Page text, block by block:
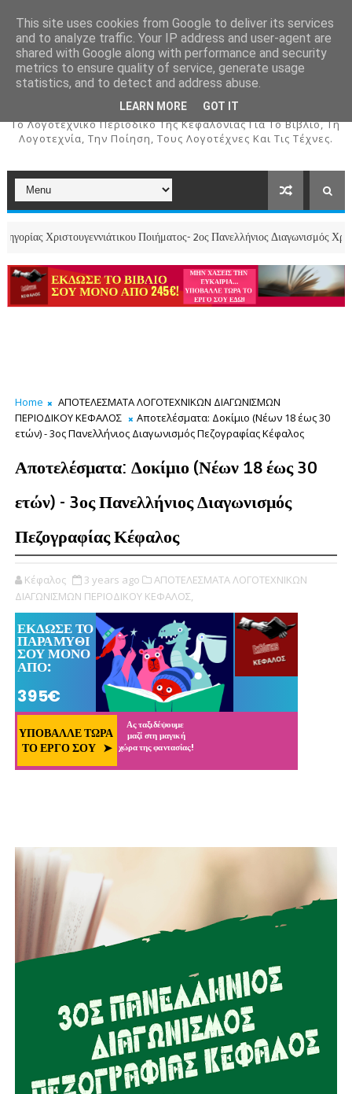
ΚΕΦΑΛΟΣ
To Λογοτεχνικό Περιοδικό Της Κεφαλονιάς Για Το Βιβλίο, Τη
Λογοτεχνία, Την Ποίηση, Τους Λογοτέχνες Και Τις Τέχνες.
Ποιήματος- 2ος Πανελλήνιος Διαγωνισμός
Home
ΑΠΟΤΕΛΕΣΜΑΤΑ ΛΟΓΟΤΕΧΝΙΚΩΝ ΔΙΑΓΩΝΙΣΜΩΝ
ΠΕΡΙΟΔΙΚΟΥ ΚΕΦΑΛΟΣ
Αποτελέσματα: Δοκίμιο (Νέων 18 έως 30
ετών) - 3ος Πανελλήνιος Διαγωνισμός Πεζογραφίας Κέφαλος
Αποτελέσματα: Δοκίμιο (Νέων 18 έως 30
ετών) - 3ος Πανελλήνιος Διαγωνισμός
Πεζογραφίας Κέφαλος
Κέφαλος 3 years ago
ΑΠΟΤΕΛΕΣΜΑΤΑ ΛΟΓΟΤΕΧΝΙΚΩΝ
ΔΙΑΓΩΝΙΣΜΩΝ ΠΕΡΙΟΔΙΚΟΥ ΚΕΦΑΛΟΣ,
This site uses cookies from Google to deliver its services
and to analyze traffic. Your IP address and user-agent are
shared with Google along with performance and security
metrics to ensure quality of service, generate usage
statistics, and to detect and address abuse.
LEARN MORE GOT IT